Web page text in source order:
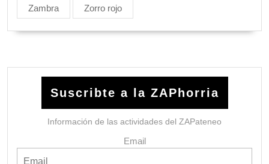
Zambra Zorro rojo
Suscribte a la ZAPhorria
Información de las actividades del ZAPateneo
Email